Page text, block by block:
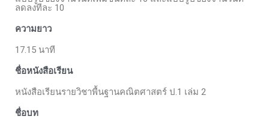
ลดลงทีละ 10
ความยาว
17.15 นาที
ชื่อหนังสือเรียน
หนังสือเรียนรายวิชาพื้นฐานคณิตศาสตร์ ป.1 เล่ม 2
ชื่อบท